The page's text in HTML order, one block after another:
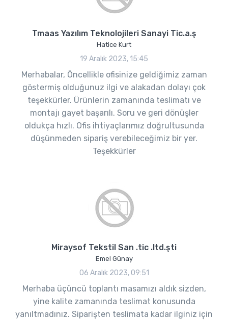
Tmaas Yazılım Teknolojileri Sanayi Tic.a.ş
Hatice Kurt
19 Aralık 2023, 15:45
Merhabalar, Öncellikle ofisinize geldiğimiz zaman
göstermiş olduğunuz ilgi ve alakadan dolayı çok
teşekkürler. Ürünlerin zamanında teslimatı ve
montajı gayet başarılı. Soru ve geri dönüşler
oldukça hızlı. Ofis ihtiyaçlarımız doğrultusunda
düşünmeden sipariş verebileceğimiz bir yer.
Teşekkürler
Miraysof Tekstil San .tic .ltd.şti
Emel Günay
06 Aralık 2023, 09:51
Merhaba üçüncü toplantı masamızı aldık sizden,
yine kalite zamanında teslimat konusunda
yanıltmadınız. Siparişten teslimata kadar ilginiz için